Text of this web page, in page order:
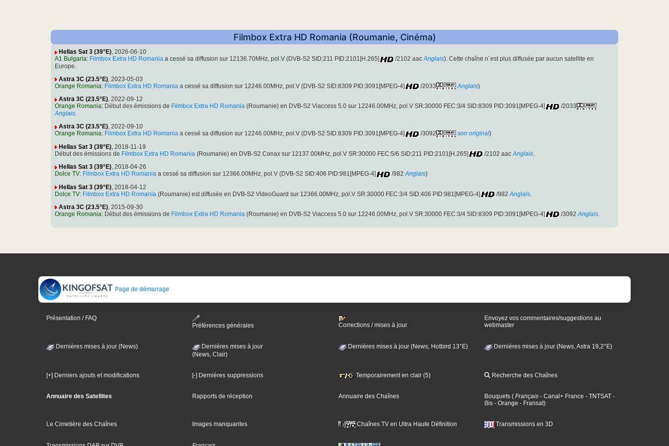
Filmbox Extra HD Romania (Roumanie, Cinéma)
Hellas Sat 3 (39°E), 2026-06-10
A1 Bulgaria: Filmbox Extra HD Romania a cessé sa diffusion sur 12136.70MHz, pol.V (DVB-S2 SID:211 PID:2101[H.265] /2102 aac Anglais). Cette chaîne n´est plus diffusée par aucun satellite en
Europe.
Astra 3C (23.5°E) , 2023-05-03
Orange Romania: Filmbox Extra HD Romania a cessé sa diffusion sur 12246.00MHz, pol.V (DVB-S2 SID:8309 PID:3091[MPEG-4] /2033 Anglais)
Astra 3C (23.5°E), 2022-09-12
Orange Romania: Début des émissions de Filmbox Extra HD Romania (Roumanie) en DVB-S2 Viaccess 5.0 sur 12246.00MHz, pol.V SR:30000 FEC:3/4 SID:8309 PID:3091[MPEG-4]
/2033
Anglais.
Astra 3C (23.5°E), 2022-09-10
Orange Romania: Filmbox Extra HD Romania a cessé sa diffusion sur 12246.00MHz, pol.V (DVB-S2 SID:8309 PID:3091[MPEG-4] /3092 son original)
Hellas Sat 3 (39°E), 2018-11-19
Début des émissions de Filmbox Extra HD Romania (Roumanie) en DVB-S2 Conax sur 12137.00MHz, pol.V SR:30000 FEC:5/6 SID:211 PID:2101[H.265] /2102 aac Anglais.
Hellas Sat 3 (39°E), 2018-04-26
Dolce TV: Filmbox Extra HD Romania a cessé sa diffusion sur 12366.00MHz, pol.V (DVB-S2 SID:406 PID:981[MPEG-4] /982 Anglais)
Hellas Sat 3 (39°E) , 2018-04-12
Dolce TV: Filmbox Extra HD Romania (Roumanie) est diffusée en DVB-S2 VideoGuard sur 12366.00MHz, pol.V SR:30000 FEC:3/4 SID:406 PID:981[MPEG-4] /982 Anglais
Astra 3C (23.5°E), 2015-09-30
Orange Romania: Début des émissions de Filmbox Extra HD Romania (Roumanie) en DVB-S2 Viaccess 5.0 sur 12246.00MHz, pol.V SR:30000 FEC:3/4 SID:8309 PID:3091[MPEG-4] /3092 Anglais.
Page de démarrage
Présentation / FAQ
Préférences générales
Corrections / mises à jour
Envoyez vos commentaires/suggestions au
webmaster
Dernières mises à jour (News)
Dernières mises à jour
(News, Clair)
Dernières mises à jour (News, Hotbird 13°E) Dernières mises à jour (News, Astra 19,2°E)
[+] Derniers ajouts et modifications [-] Dernières suppressions Temporairement en clair (5) Recherche des Chaînes
Annuaire des Satellites Rapports de réception Annuaire des Chaînes Bouquets ( Français - Canal+ France - TNTSAT -
Bis - Orange - Fransat)
Le Cimetière des Chaînes Images manquantes Chaînes TV en Ultra Haute Définition Transmissions en 3D